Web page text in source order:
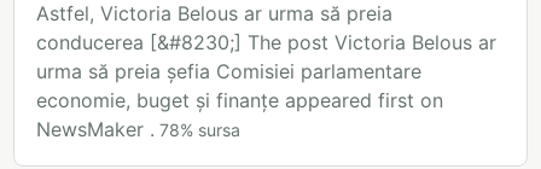
Astfel, Victoria Belous ar urma să preia
conducerea [&#8230;] The post Victoria Belous ar
urma să preia șefia Comisiei parlamentare
economie, buget și finanțe appeared first on
NewsMaker . 78% sursa